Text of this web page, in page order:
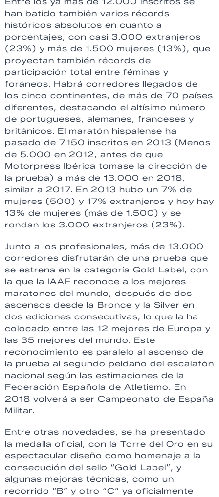
han batido también varios récords
históricos absolutos en cuanto a
porcentajes, con casi 3.000 extranjeros
(23%) y más de 1.500 mujeres (13%), que
proyectan también récords de
participación total entre féminas y
foráneos. Habrá corredores llegados de
los cinco continentes, de más de 70 países
diferentes, destacando el altísimo número
de portugueses, alemanes, franceses y
británicos. El maratón hispalense ha
pasado de 7.150 inscritos en 2013 (Menos
de 5.000 en 2012, antes de que
Motorpress Ibérica tomase la dirección de
la prueba) a más de 13.000 en 2018,
similar a 2017. En 2013 hubo un 7% de
mujeres (500) y 17% extranjeros y hoy hay
13% de mujeres (más de 1.500) y se
rondan los 3.000 extranjeros (23%).
Junto a los profesionales, más de 13.000
corredores disfrutarán de una prueba que
se estrena en la categoría Gold Label, con
la que la IAAF reconoce a los mejores
maratones del mundo, después de dos
ascensos desde la Bronce y la Silver en
dos ediciones consecutivas, lo que la ha
colocado entre las 12 mejores de Europa y
las 35 mejores del mundo. Este
reconocimiento es paralelo al ascenso de
la prueba al segundo peldaño del escalafón
nacional según las estimaciones de la
Federación Española de Atletismo. En
2018 volverá a ser Campeonato de España
Militar.
Entre otras novedades, se ha presentado
la medalla oficial, con la Torre del Oro en su
espectacular diseño como homenaje a la
consecución del sello “Gold Label”, y
algunas mejoras técnicas, como un
recorrido “B” y otro “C” ya oficialmente